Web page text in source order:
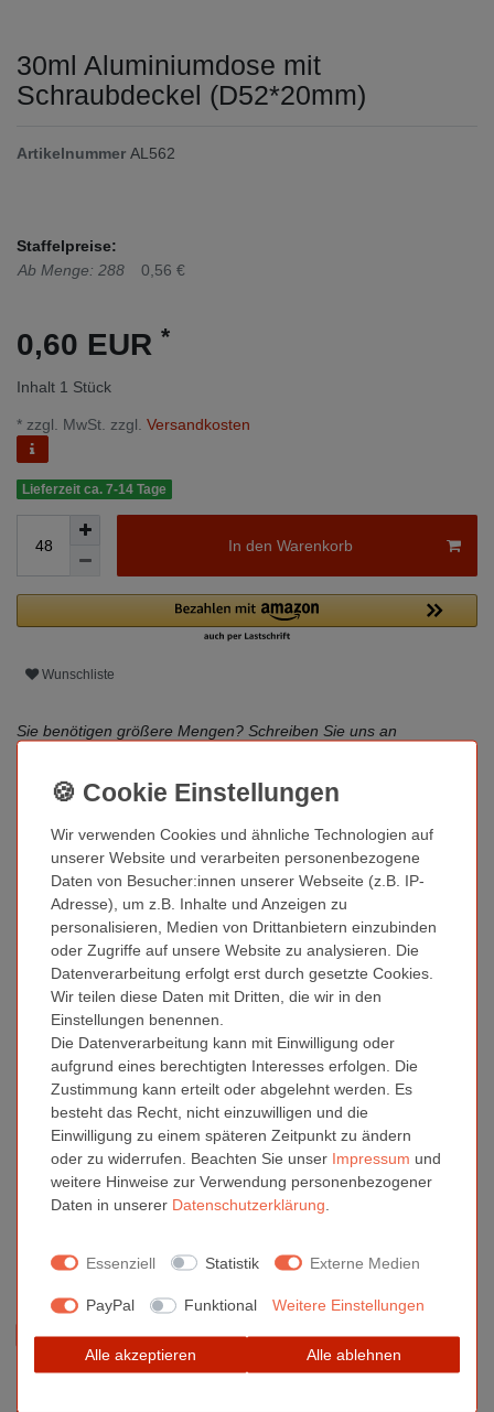
30ml Aluminiumdose mit
Schraubdeckel (D52*20mm)
Artikelnummer AL562
Staffelpreise:
Ab Menge: 288
0,56 €
0,60 EUR *
Inhalt 1 Stück
* zzgl. MwSt. zzgl. Versandkosten
Lieferzeit ca. 7-14 Tage
In den Warenkorb
Wunschliste
Sie benötigen größere Mengen? Schreiben Sie uns an
Sie wünschen Beratung?
Unser Service Team erreichen Sie Mo-Fr. von 8 bis 17 Uhr
direkt im Live-Chat. Den Live Chat finden Sie unten rechts.
Weitere Details
Fragen zum Artikel
Technisches
Merkmal
Wert
Zustand
Neu
Hersteller
Inhalt
1 Stück
Gewicht
20 g
Sind Sie Gewerbetreibender?Lassen Sie sich die Preise
direkt online ohne MwSt. anzeigen. Bitte registrieren Sie sich
Wir verwenden Cookies und ähnliche Technologien auf
unserer Website und verarbeiten personenbezogene
Daten von Besucher:innen unserer Webseite (z.B. IP-
Adresse), um z.B. Inhalte und Anzeigen zu
personalisieren, Medien von Drittanbietern einzubinden
oder Zugriffe auf unsere Website zu analysieren. Die
Datenverarbeitung erfolgt erst durch gesetzte Cookies.
Wir teilen diese Daten mit Dritten, die wir in den
Einstellungen benennen.
Die Datenverarbeitung kann mit Einwilligung oder
aufgrund eines berechtigten Interesses erfolgen. Die
Zustimmung kann erteilt oder abgelehnt werden. Es
besteht das Recht, nicht einzuwilligen und die
Einwilligung zu einem späteren Zeitpunkt zu ändern
oder zu widerrufen. Beachten Sie unser Impressum und
weitere Hinweise zur Verwendung personenbezogener
Daten in unserer Daten­schutz­erklärung
Essenziell Statistik Externe Medien
PayPal Funktional Weitere Einstellungen
Alle akzeptieren Alle ablehnen